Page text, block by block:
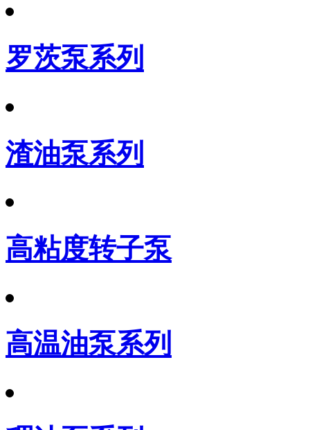
罗茨泵系列
渣油泵系列
高粘度转子泵
高温油泵系列